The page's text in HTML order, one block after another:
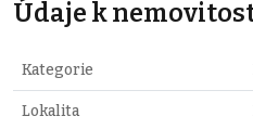
Údaje k
Kategorie
Lokalita